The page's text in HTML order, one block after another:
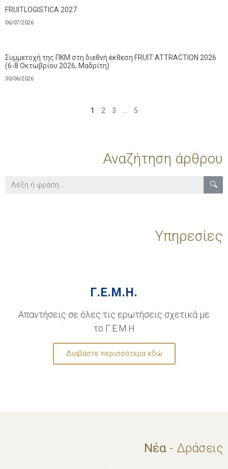
FRUITLOGISTICA 2027
06/07/2026
Συμμετοχή της ΠΚΜ στη διεθνή έκθεση FRUIT ATTRACTION 2026
(6-8 Οκτωβρίου 2026, Μαδρίτη)
30/06/2026
1 2 3 … 5
Αναζήτηση άρθρου
🔍
Υπηρεσίες
Γ.Ε.Μ.Η.
Απαντήσεις σε όλες τις ερωτήσεις σχετικά με
το Γ.Ε.Μ.Η
Διαβάστε περισσότερα εδώ
Νέα - Δράσεις